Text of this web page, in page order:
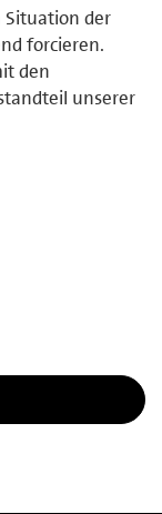
Situation der
forcieren.
den
unserer